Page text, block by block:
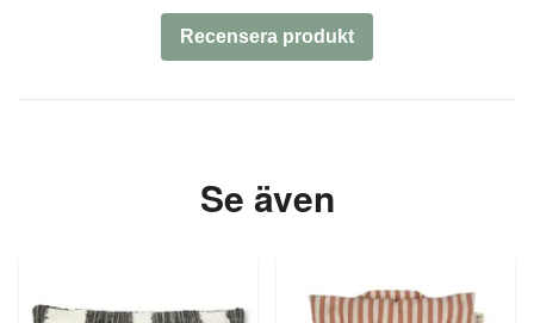
Recensera produkt
Se även